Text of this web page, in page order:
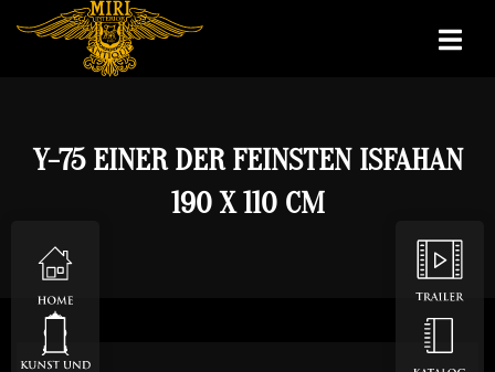
Y-75 EINER DER FEINSTEN ISFAHAN
190 X 110 CM